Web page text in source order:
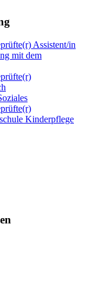
Assistent/in
mit dem
Kinderpflege